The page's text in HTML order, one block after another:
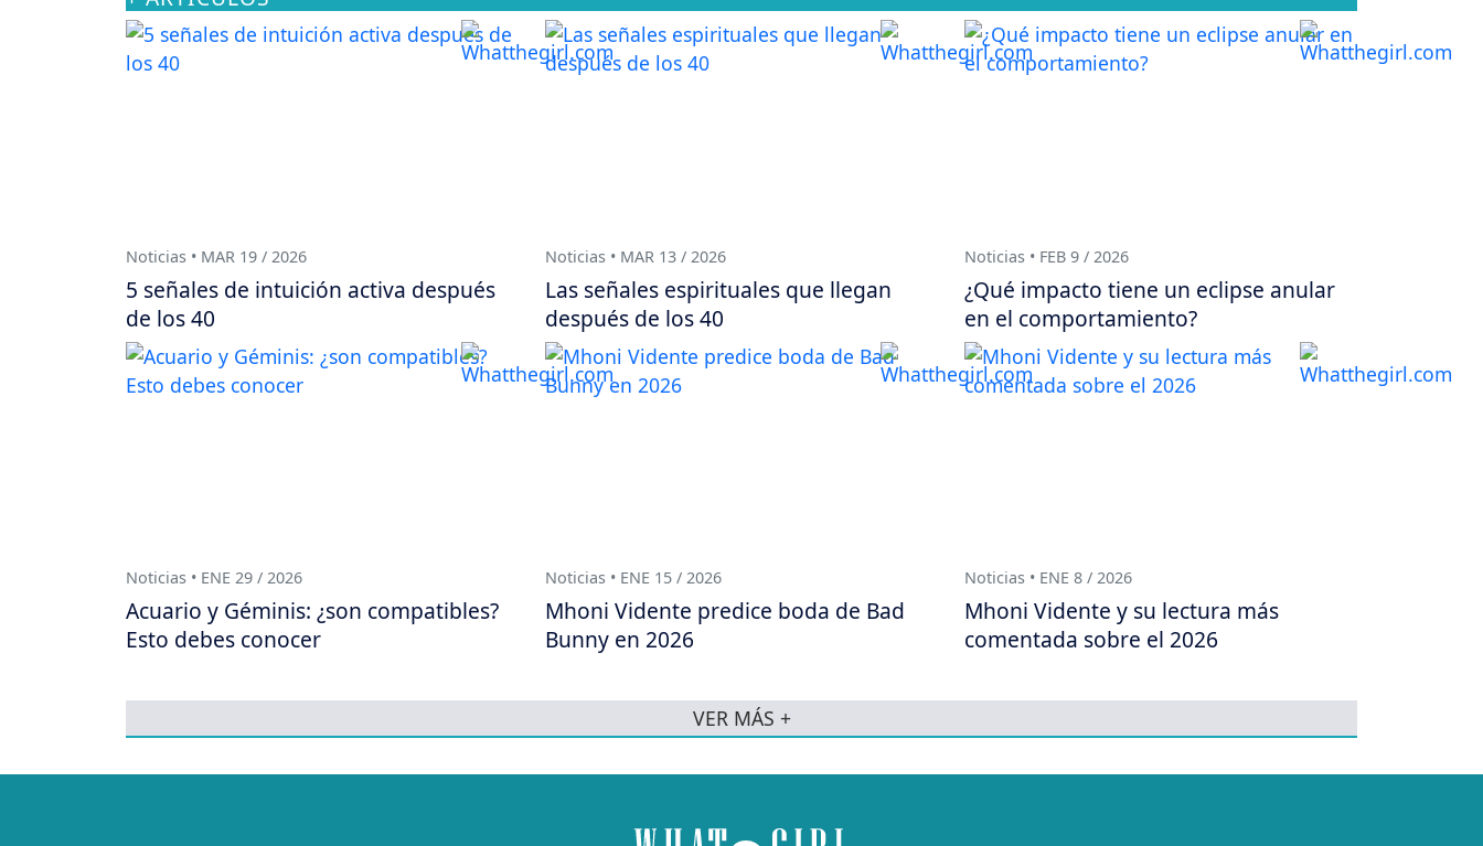
Noticias • MAR 19 / 2026
5 señales de intuición activa después
de los 40
Noticias • MAR 13 / 2026
Las señales espirituales que llegan
después de los 40
Noticias • FEB 9 / 2026
¿Qué impacto tiene un eclipse anular
en el comportamiento?
Noticias • ENE 29 / 2026
Acuario y Géminis: ¿son compatibles?
Esto debes conocer
Noticias • ENE 15 / 2026
Mhoni Vidente predice boda de Bad
Bunny en 2026
Noticias • ENE 8 / 2026
Mhoni Vidente y su lectura más
comentada sobre el 2026
VER MÁS +